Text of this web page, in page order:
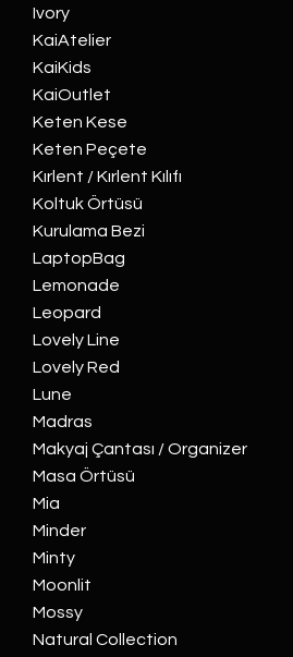
Ivory
KaiAtelier
KaiKids
KaiOutlet
Keten Kese
Keten Peçete
Kırlent / Kırlent Kılıfı
Koltuk Örtüsü
Kurulama Bezi
LaptopBag
Lemonade
Leopard
Lovely Line
Lovely Red
Lune
Madras
Makyaj Çantası / Organizer
Masa Örtüsü
Mia
Minder
Minty
Moonlit
Mossy
Natural Collection